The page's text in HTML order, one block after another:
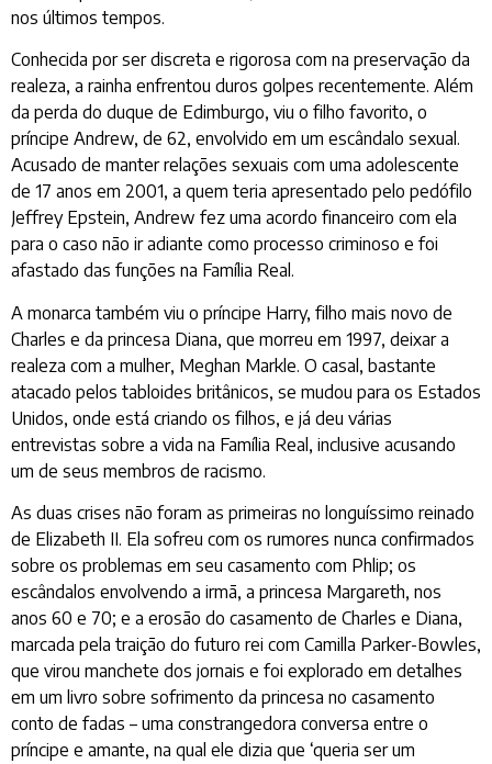
nos últimos tempos.
Conhecida por ser discreta e rigorosa com na preservação da
realeza, a rainha enfrentou duros golpes recentemente. Além
da perda do duque de Edimburgo, viu o filho favorito, o
príncipe Andrew, de 62, envolvido em um escândalo sexual.
Acusado de manter relações sexuais com uma adolescente
de 17 anos em 2001, a quem teria apresentado pelo pedófilo
Jeffrey Epstein, Andrew fez uma acordo financeiro com ela
para o caso não ir adiante como processo criminoso e foi
afastado das funções na Família Real.
A monarca também viu o príncipe Harry, filho mais novo de
Charles e da princesa Diana, que morreu em 1997, deixar a
realeza com a mulher, Meghan Markle. O casal, bastante
atacado pelos tabloides britânicos, se mudou para os Estados
Unidos, onde está criando os filhos, e já deu várias
entrevistas sobre a vida na Família Real, inclusive acusando
um de seus membros de racismo.
As duas crises não foram as primeiras no longuíssimo reinado
de Elizabeth II. Ela sofreu com os rumores nunca confirmados
sobre os problemas em seu casamento com Phlip; os
escândalos envolvendo a irmã, a princesa Margareth, nos
anos 60 e 70; e a erosão do casamento de Charles e Diana,
marcada pela traição do futuro rei com Camilla Parker-Bowles,
que virou manchete dos jornais e foi explorado em detalhes
em um livro sobre sofrimento da princesa no casamento
conto de fadas – uma constrangedora conversa entre o
príncipe e amante, na qual ele dizia que ‘queria ser um